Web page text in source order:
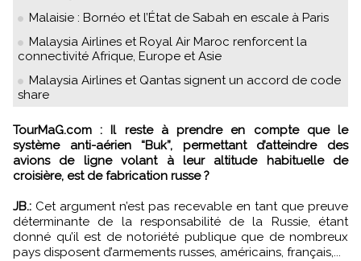
Malaisie : Bornéo et l’État de Sabah en escale à Paris
Malaysia Airlines et Royal Air Maroc renforcent la
connectivité Afrique, Europe et Asie
Malaysia Airlines et Qantas signent un accord de code
share
TourMaG.com : Il reste à prendre en compte que le
système anti-aérien “Buk”, permettant d’atteindre des
avions de ligne volant à leur altitude habituelle de
croisière, est de fabrication russe ?
JB.: Cet argument n’est pas recevable en tant que preuve
déterminante de la responsabilité de la Russie, étant
donné qu’il est de notoriété publique que de nombreux
pays disposent d’armements russes, américains, français,...